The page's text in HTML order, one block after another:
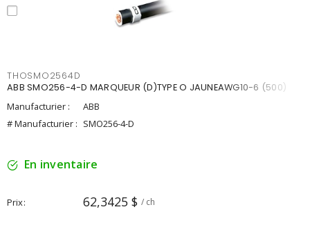
THOSMO2564D
ABB SMO256-4-D MARQUEUR (D)TYPE O JAUNEAWG10-6 (500)
Manufacturier :
ABB
# Manufacturier : SMO256-4-D
En inventaire
Prix 62,3425 $ / ch